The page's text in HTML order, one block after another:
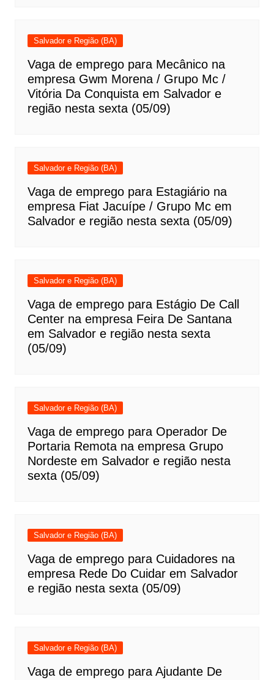
Salvador e Região (BA)
Vaga de emprego para Mecânico na
empresa Gwm Morena / Grupo Mc /
Vitória Da Conquista em Salvador e
região nesta sexta (05/09)
Salvador e Região (BA)
Vaga de emprego para Estagiário na
empresa Fiat Jacuípe / Grupo Mc em
Salvador e região nesta sexta (05/09)
Salvador e Região (BA)
Vaga de emprego para Estágio De Call
Center na empresa Feira De Santana
em Salvador e região nesta sexta
(05/09)
Salvador e Região (BA)
Vaga de emprego para Operador De
Portaria Remota na empresa Grupo
Nordeste em Salvador e região nesta
sexta (05/09)
Salvador e Região (BA)
Vaga de emprego para Cuidadores na
empresa Rede Do Cuidar em Salvador
e região nesta sexta (05/09)
Salvador e Região (BA)
Vaga de emprego para Ajudante De